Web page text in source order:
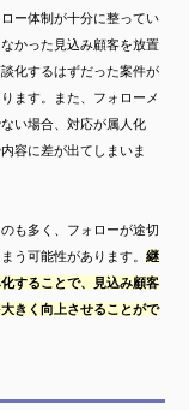
ー体制が十分に整ってい
かった見込み顧客を放置
化するはずだった案件が
ます。また、フォローメ
い場合、対応が属人化
容に差が出てしまいま
も多く、フォローが途切
う可能性があります。 継
することで、見込み顧客
きく向上させることがで